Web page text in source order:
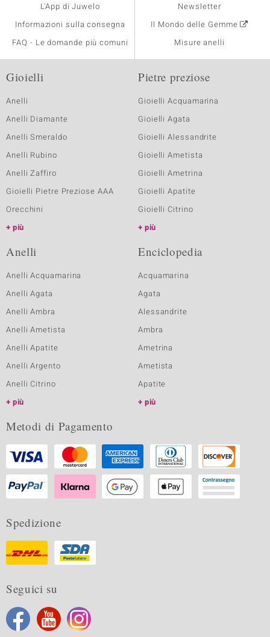
L'App di Juwelo
Informazioni sulla consegna
FAQ - Le domande più comuni
Newsletter
Il Mondo delle Gemme
Misure anelli
Gioielli
Anelli
Anelli Diamante
Anelli Smeraldo
Anelli Rubino
Anelli Zaffiro
Gioielli Pietre Preziose AAA
Orecchini
più
Pietre preziose
Gioielli Acquamarina
Gioielli Agata
Gioielli Alessandrite
Gioielli Ametista
Gioielli Ametrina
Gioielli Apatite
Gioielli Citrino
più
Anelli
Anelli Acquamarina
Anelli Agata
Anelli Ambra
Anelli Ametista
Anelli Apatite
Anelli Argento
Anelli Citrino
più
Enciclopedia
Acquamarina
Agata
Alessandrite
Ambra
Ametrina
Ametista
Apatite
più
Metodi di Pagamento
Spedizione
Seguici su